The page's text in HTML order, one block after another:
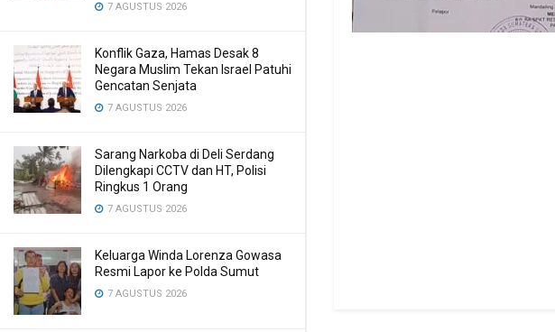
7 AGUSTUS 2026
Konflik Gaza, Hamas Desak 8
Negara Muslim Tekan Israel Patuhi
Gencatan Senjata
7 AGUSTUS 2026
Sarang Narkoba di Deli Serdang
Dilengkapi CCTV dan HT, Polisi
Ringkus 1 Orang
7 AGUSTUS 2026
Keluarga Winda Lorenza Gowasa
Resmi Lapor ke Polda Sumut
7 AGUSTUS 2026